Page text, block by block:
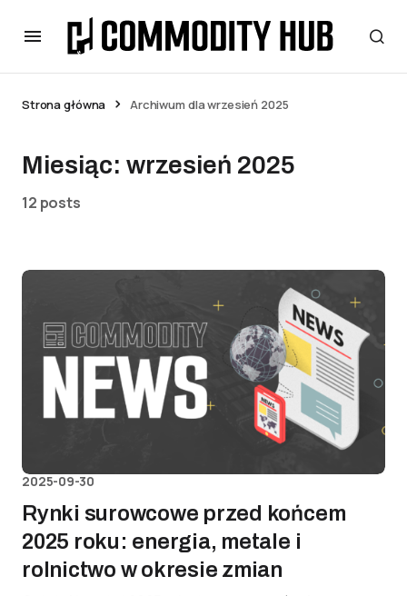
Strona główna Archiwum dla wrzesień 2025
Miesiąc: wrzesień 2025
12 posts
2025-09-30
Rynki surowcowe przed końcem
2025 roku: energia, metale i
rolnictwo w okresie zmian